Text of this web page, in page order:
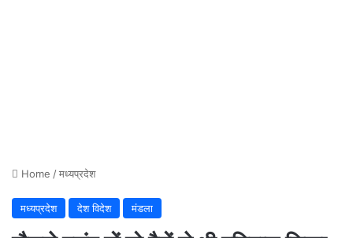
Home /मध्यप्रदेश
मध्यप्रदेश देश विदेश मंडला